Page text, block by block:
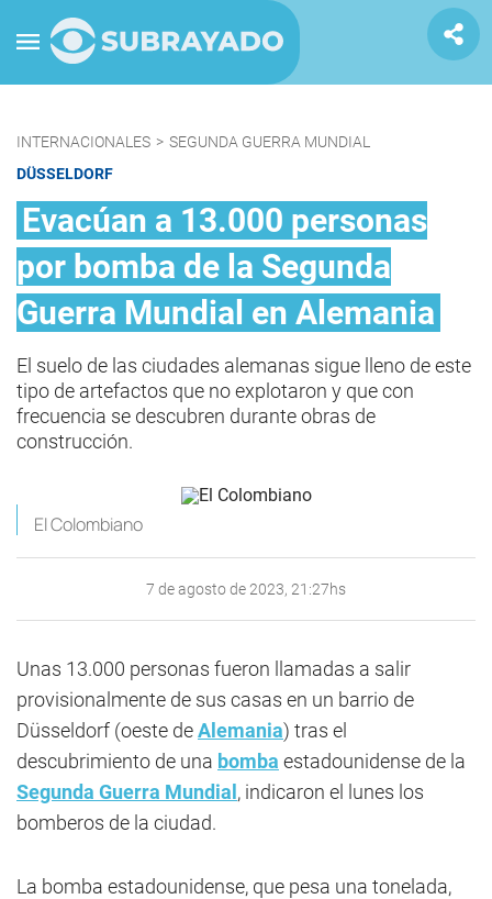
INTERNACIONALES > SEGUNDA GUERRA MUNDIAL
DÜSSELDORF
Evacúan a 13.000 personas
por bomba de la Segunda
Guerra Mundial en Alemania
El suelo de las ciudades alemanas sigue lleno de este
tipo de artefactos que no explotaron y que con
frecuencia se descubren durante obras de
construcción.
El Colombiano
7 de agosto de 2023, 21:27hs
Unas 13.000 personas fueron llamadas a salir
provisionalmente de sus casas en un barrio de
Düsseldorf (oeste deAlemania) tras el
descubrimiento de una bomba estadounidense de la
Segunda Guerra Mundial , indicaron el lunes los
bomberos de la ciudad.
La bomba estadounidense, que pesa una tonelada,